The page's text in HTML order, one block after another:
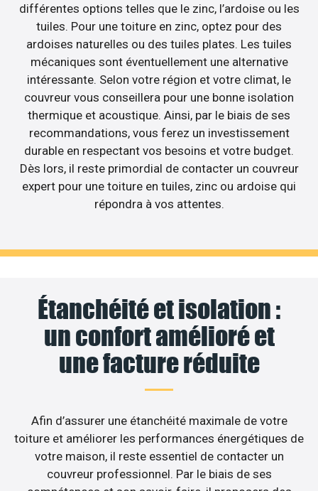
différentes options telles que le zinc, l’ardoise ou les
tuiles. Pour une toiture en zinc, optez pour des
ardoises naturelles ou des tuiles plates. Les tuiles
mécaniques sont éventuellement une alternative
intéressante. Selon votre région et votre climat, le
couvreur vous conseillera pour une bonne isolation
thermique et acoustique. Ainsi, par le biais de ses
recommandations, vous ferez un investissement
durable en respectant vos besoins et votre budget.
Dès lors, il reste primordial de contacter un couvreur
expert pour une toiture en tuiles, zinc ou ardoise qui
répondra à vos attentes.
Étanchéité et isolation :
un confort amélioré et
une facture réduite
Afin d’assurer une étanchéité maximale de votre
toiture et améliorer les performances énergétiques de
votre maison, il reste essentiel de contacter un
couvreur professionnel. Par le biais de ses